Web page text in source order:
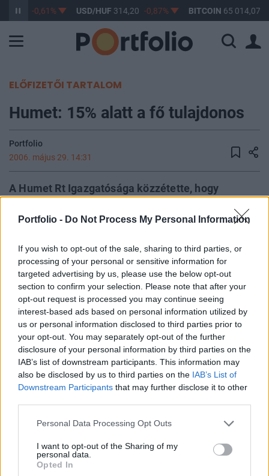
Portfolio - Do Not Process My Personal Information
If you wish to opt-out of the sale, sharing to third parties, or
processing of your personal or sensitive information for
targeted advertising by us, please use the below opt-out
section to confirm your selection. Please note that after your
opt-out request is processed you may continue seeing
interest-based ads based on personal information utilized by
us or personal information disclosed to third parties prior to
your opt-out. You may separately opt-out of the further
disclosure of your personal information by third parties on the
IAB’s list of downstream participants. This information may
also be disclosed by us to third parties on the IAB’s List of
Downstream Participants that may further disclose it to other
Personal Data Processing Opt Outs
I want to opt-out of the Sharing of my
personal data.
Opted In
-0,61% USD/HUF 314,20 -0,87% BITCOIN 65 014,07
ELŐFIZETŐI TARTALOM
Humet: 15% alatt a fő tulajdonos
Portfolio
2006. május 29. 14:31
A Humet Rt Igazgatósága közzétette, hogy
Fejlesztési Alapítvány a Budapesti Értéktőzsdén
igénybevételével HUMET részvényeket
értékesített, és ezáltal a HUMET® Rt-ban a
részesedése, tulajdonrésze 15 % alá csökkent.
KEDVES OLVASÓNK!
A keresett cikk a portfolio.hu hírarchívumához
tartozik, melynek olvasása előfizetéses
regisztrációhoz kötött.
Az előfizetés a következőket tartalmazza:
Portfolio.hu teljes cikkarchívum
kötéslistái